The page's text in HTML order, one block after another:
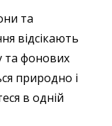
та
відсікають
та фонових
природно і
в одній